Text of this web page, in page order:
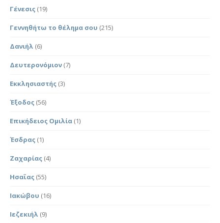
Γένεσις (19)
Γεννηθήτω το θέλημα σου (215)
Δανιήλ (6)
Δευτερονόμιον (7)
Εκκλησιαστής (3)
Έξοδος (56)
Επικήδειος Ομιλία (1)
Έσδρας (1)
Ζαχαρίας (4)
Ησαΐας (55)
Ιακώβου (16)
Ιεζεκιήλ (9)